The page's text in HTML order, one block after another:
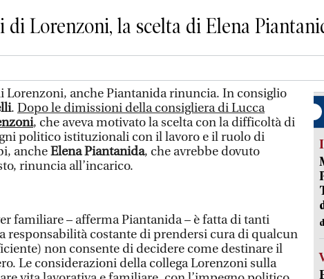
Lorenzoni, la scelta di Elena
Lorenzoni, anche Piantanida rinuncia. In consiglio
. Dopo le dimissioni della consigliera di Lucca
, che aveva motivato la scelta con la difficoltà di
politico istituzionali con il lavoro e il ruolo di
ancheElena Piantanida, che avrebbe dovuto
rinuncia all’incarico.
familiare – afferma Piantanida – è fatta di tanti
responsabilità costante di prendersi cura di qualcun
non consente di decidere come destinare il
Le considerazioni della collega Lorenzoni sulla